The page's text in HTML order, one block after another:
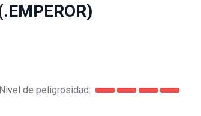
Nivel de peligrosidad: